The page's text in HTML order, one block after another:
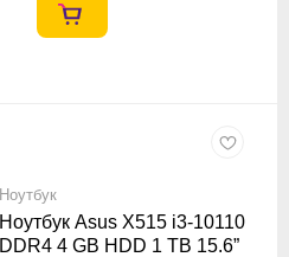
Ноутбук
Ноутбук Asus X515 i3-10110
DDR4 4 GB HDD 1 TB 15.6”